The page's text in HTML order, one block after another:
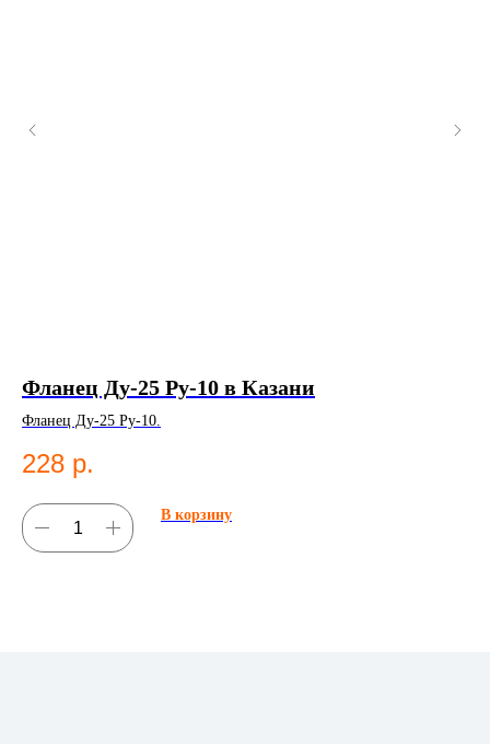
Фланец Ду-25 Ру-10 в Казани
Фланец Ду-25 Ру-10.
228 р.
В корзину